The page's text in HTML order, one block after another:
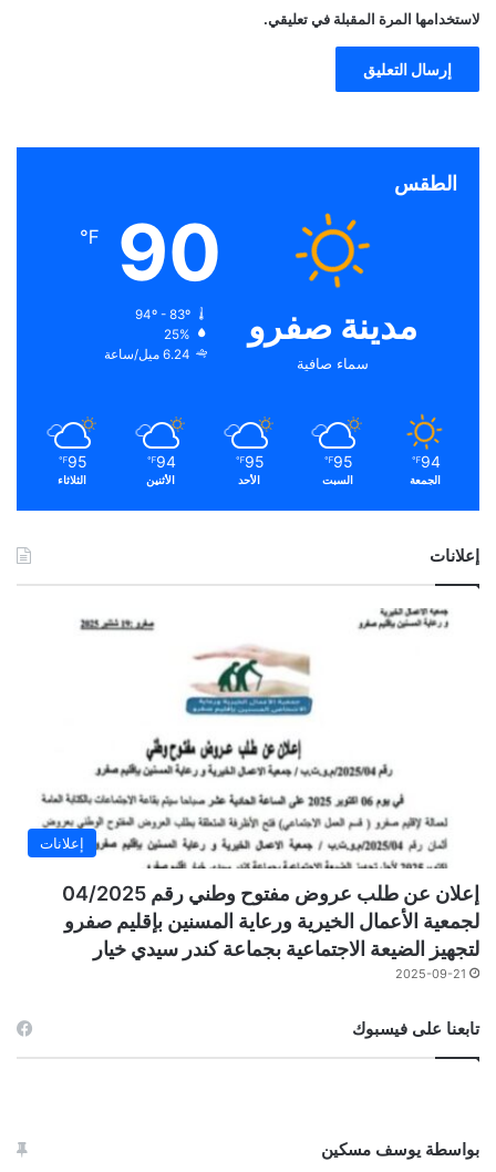
لاستخدامها المرة المقبلة في تعليقي.
الطقس
مدينة صفرو
سماء صافية
90
℉
94º - 83º
25%
6.24 ميل/ساعة
94
℉
الجمعة
95
℉
السبت
95
℉
الأحد
94
℉
الأثنين
95
℉
الثلاثاء
إعلانات
إعلانات
إعلان عن طلب عروض مفتوح وطني رقم 04/2025
لجمعية الأعمال الخيرية ورعاية المسنين بإقليم صفرو
لتجهيز الضيعة الاجتماعية بجماعة كندر سيدي خيار
2025-09-21
تابعنا على فيسبوك
بواسطة يوسف مسكين